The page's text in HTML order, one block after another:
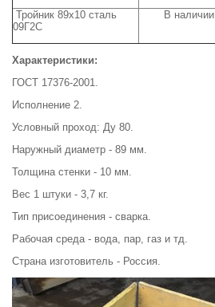
Тройник 89х10 сталь
09Г2С
В наличии
Характеристики:
ГОСТ 17376-2001.
Исполнение 2.
Условный проход: Ду 80.
Наружный диаметр - 89 мм.
Толщина стенки - 10 мм.
Вес 1 штуки - 3,7 кг.
Тип присоединения - сварка.
Рабочая среда - вода, пар, газ и тд.
Страна изготовитель - Россия.